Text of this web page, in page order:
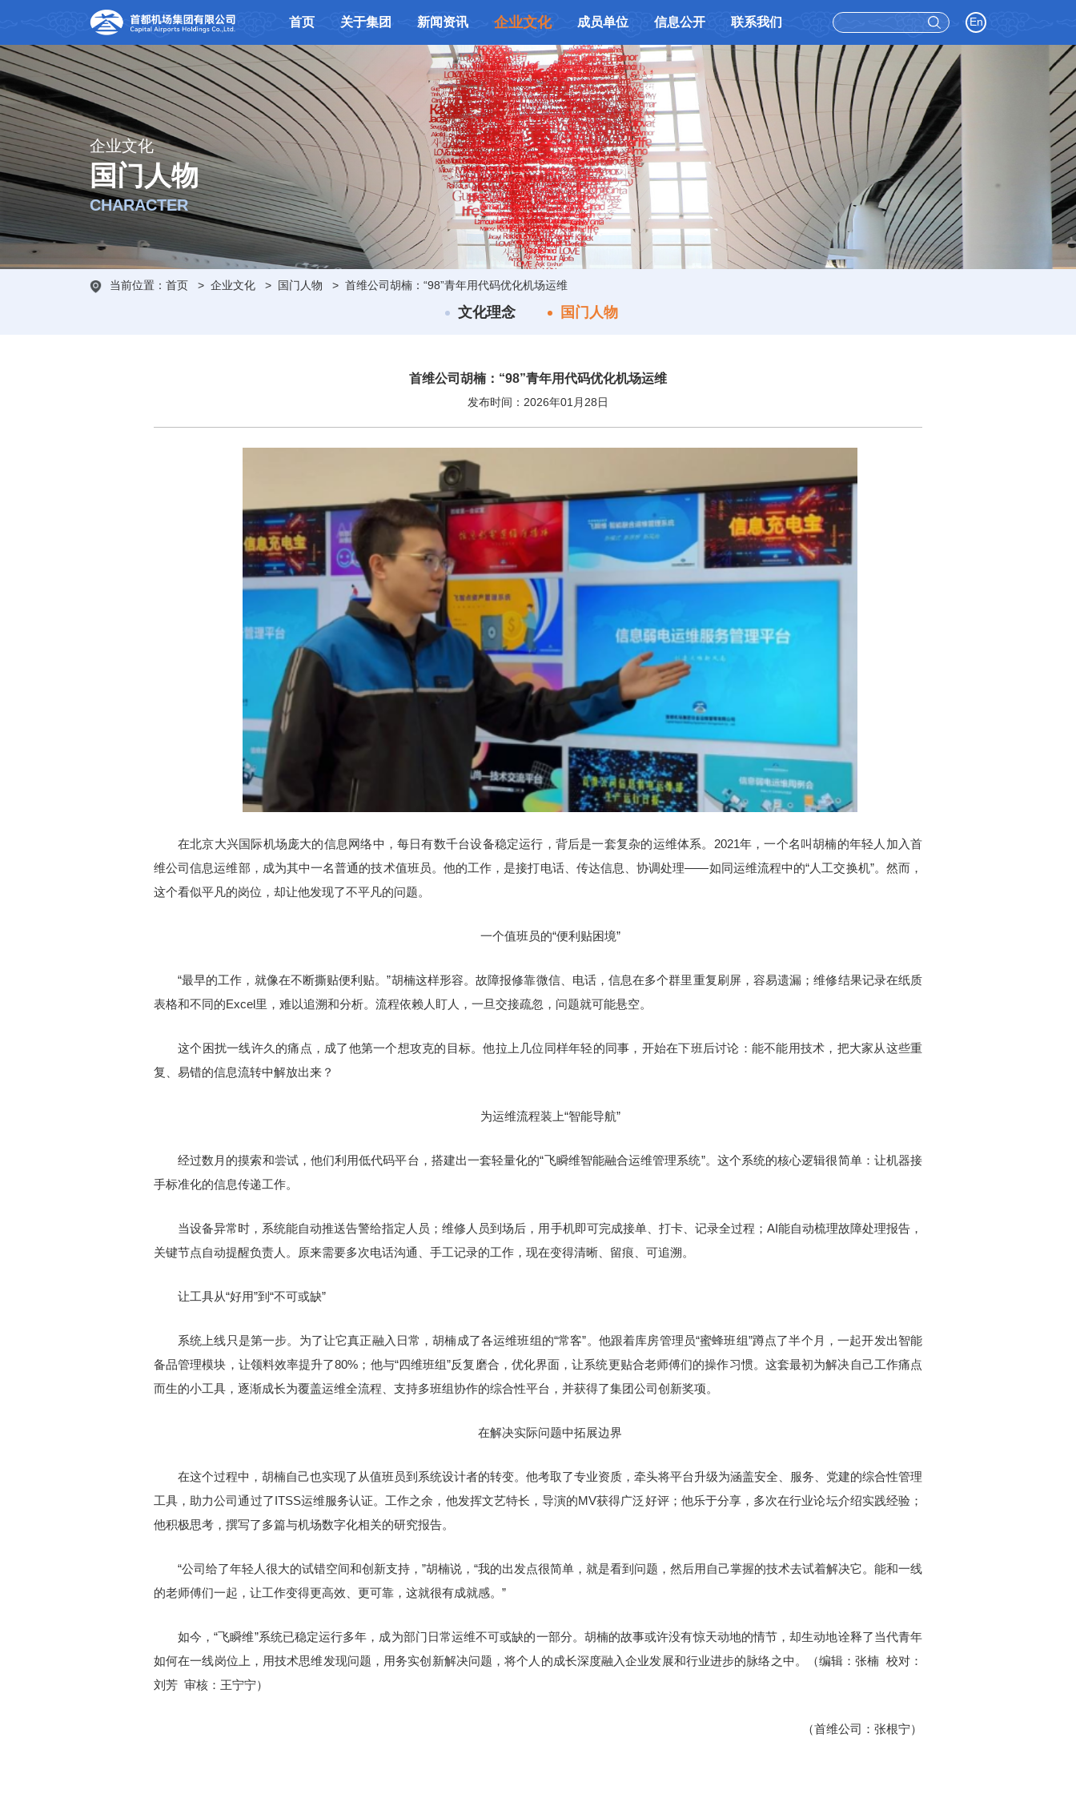
首页 关于集团 新闻资讯 企业文化 成员单位 信息公开 联系我们 En
企业文化
国门人物
CHARACTER
当前位置： 首页 > 企业文化 > 国门人物 > 首维公司胡楠：“98”青年用代码优化机场运维
文化理念 国门人物
首维公司胡楠：“98”青年用代码优化机场运维
发布时间：2026年01月28日
在北京大兴国际机场庞大的信息网络中，每日有数千台设备稳定运行，背后是一套复杂的运维体系。2021年，一个名叫胡楠的年轻人加入首
维公司信息运维部，成为其中一名普通的技术值班员。他的工作，是接打电话、传达信息、协调处理——如同运维流程中的“人工交换机”。然而，
这个看似平凡的岗位，却让他发现了不平凡的问题。
一个值班员的“便利贴困境”
“最早的工作，就像在不断撕贴便利贴。”胡楠这样形容。故障报修靠微信、电话，信息在多个群里重复刷屏，容易遗漏；维修结果记录在纸质
表格和不同的Excel里，难以追溯和分析。流程依赖人盯人，一旦交接疏忽，问题就可能悬空。
这个困扰一线许久的痛点，成了他第一个想攻克的目标。他拉上几位同样年轻的同事，开始在下班后讨论：能不能用技术，把大家从这些重
复、易错的信息流转中解放出来？
为运维流程装上“智能导航”
经过数月的摸索和尝试，他们利用低代码平台，搭建出一套轻量化的“飞瞬维智能融合运维管理系统”。这个系统的核心逻辑很简单：让机器接
手标准化的信息传递工作。
当设备异常时，系统能自动推送告警给指定人员；维修人员到场后，用手机即可完成接单、打卡、记录全过程；AI能自动梳理故障处理报告，
关键节点自动提醒负责人。原来需要多次电话沟通、手工记录的工作，现在变得清晰、留痕、可追溯。
让工具从“好用”到“不可或缺”
系统上线只是第一步。为了让它真正融入日常，胡楠成了各运维班组的“常客”。他跟着库房管理员“蜜蜂班组”蹲点了半个月，一起开发出智能
备品管理模块，让领料效率提升了80%；他与“四维班组”反复磨合，优化界面，让系统更贴合老师傅们的操作习惯。这套最初为解决自己工作痛点
而生的小工具，逐渐成长为覆盖运维全流程、支持多班组协作的综合性平台，并获得了集团公司创新奖项。
在解决实际问题中拓展边界
在这个过程中，胡楠自己也实现了从值班员到系统设计者的转变。他考取了专业资质，牵头将平台升级为涵盖安全、服务、党建的综合性管理
工具，助力公司通过了ITSS运维服务认证。工作之余，他发挥文艺特长，导演的MV获得广泛好评；他乐于分享，多次在行业论坛介绍实践经验；
他积极思考，撰写了多篇与机场数字化相关的研究报告。
“公司给了年轻人很大的试错空间和创新支持，”胡楠说，“我的出发点很简单，就是看到问题，然后用自己掌握的技术去试着解决它。能和一线
的老师傅们一起，让工作变得更高效、更可靠，这就很有成就感。”
如今，“飞瞬维”系统已稳定运行多年，成为部门日常运维不可或缺的一部分。胡楠的故事或许没有惊天动地的情节，却生动地诠释了当代青年
如何在一线岗位上，用技术思维发现问题，用务实创新解决问题，将个人的成长深度融入企业发展和行业进步的脉络之中。（编辑：张楠 校对：
刘芳 审核：王宁宁）
（首维公司：张根宁）